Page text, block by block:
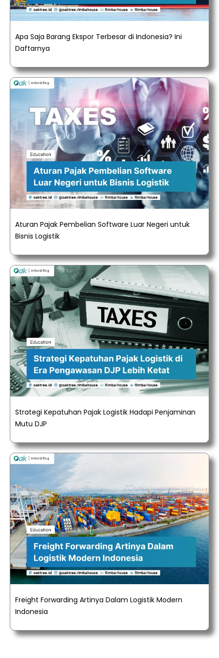
Apa Saja Barang Ekspor Terbesar di Indonesia? Ini
Daftarnya
Aturan Pajak Pembelian Software Luar Negeri untuk
Bisnis Logistik
Strategi Kepatuhan Pajak Logistik Hadapi Penjaminan
Mutu DJP
Freight Forwarding Artinya Dalam Logistik Modern
Indonesia